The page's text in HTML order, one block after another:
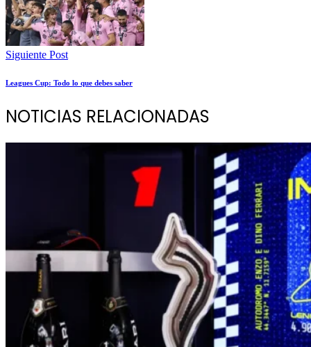
Siguiente Post
Leagues Cup: Todo lo que debes saber
NOTICIAS RELACIONADAS